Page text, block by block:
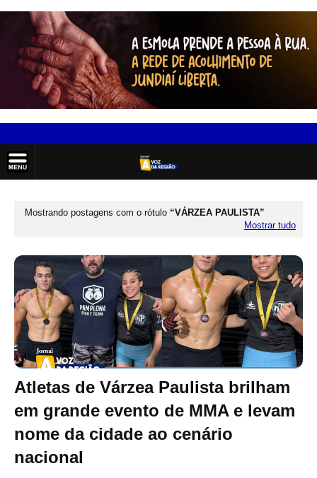
Mostrando postagens com o rótulo
VÁRZEA PAULISTA
Mostrar tudo
Atletas de Várzea Paulista brilham
em grande evento de MMA e levam
nome da cidade ao cenário
nacional